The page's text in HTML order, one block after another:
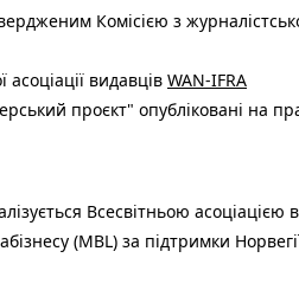
Комісією з
асоціації видавців WAN-IFRA
проєкт" опубліковані на
Всесвітньою асоціацією
(MBL) за підтримки